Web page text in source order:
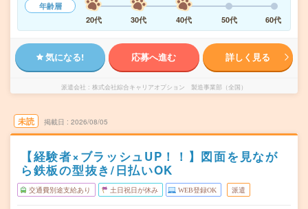
年齢層
20代
30代 40代 50代 60代
気になる! 応募へ進む 詳しく見る
派遣会社 株式会社綜合キャリアオプション 製造事業部（全国）
未読 掲載日 2026/08/05
【経験者×ブラッシュUP！！】図面を見なが
ら鉄板の型抜き/日払いOK
交通費別途支給あり 土日祝日が休み WEB登録OK 派遣